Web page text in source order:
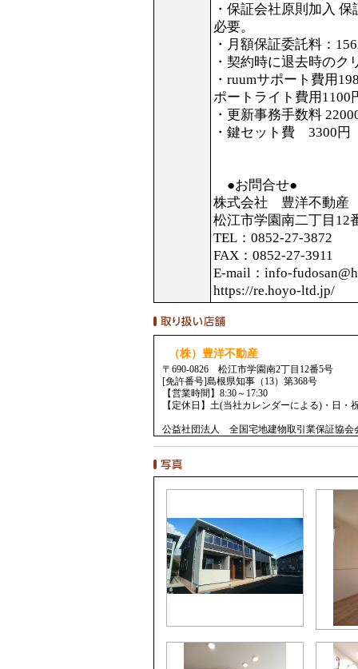
・保証会社原則加入
必要。
・月額保証委託料：
・契約時に退去時の
・ruumサポート費用
ポートライト費用1100
・更新事務手数料
・鍵セット費 3300円
●お問合せ●
株式会社 豊洋不動産
松江市学園南二丁目12
TEL：0852-27-3872
FAX：0852-27-3911
E-mail：info-
https://re.hoyo-
（株）豊洋不動産
〒690-0826 松江市学園南2丁目12番5号
[免許番号]島根県知事（13）第368号
【営業時間】8:30～17:30
【定休日】土(当社カレンダーによる)・日・
公益社団法人 全国宅地建物取引業保証協会